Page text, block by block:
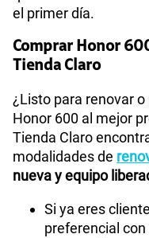
el primer día.
Comprar Honor
Tienda Claro
¿Listo para renovar
Honor 600 al mejor
Tienda Claro
modalidades de
nueva y equipo
Si ya eres
preferencial